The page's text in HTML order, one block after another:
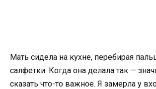
Мать сидела на кухне, перебирая
салфетки. Когда она делала так —
сказать что-то важное. Я замерла у